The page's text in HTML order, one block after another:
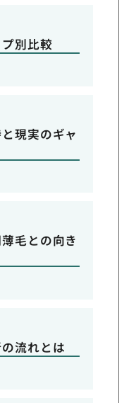
別比較
現実のギャ
毛との向き
流れとは